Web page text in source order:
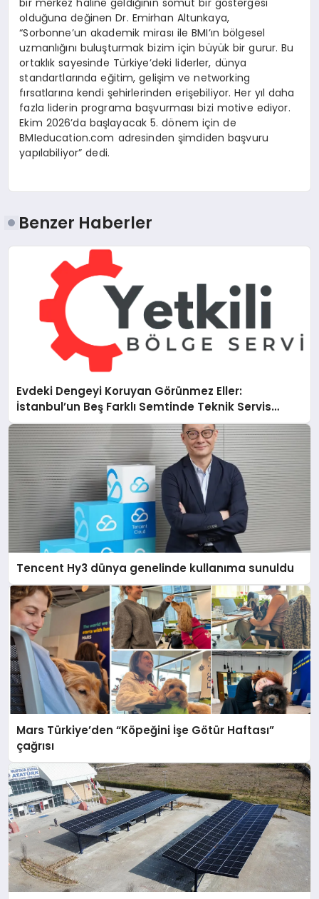
olduğuna değinen Dr. Emirhan Altunkaya,
“Sorbonne’un akademik mirası ile BMI’ın bölgesel
uzmanlığını buluşturmak bizim için büyük bir gurur. Bu
ortaklık sayesinde Türkiye’deki liderler, dünya
standartlarında eğitim, gelişim ve networking
fırsatlarına kendi şehirlerinden erişebiliyor. Her yıl daha
fazla liderin programa başvurması bizi motive ediyor.
Ekim 2026’da başlayacak 5. dönem için de
BMIeducation.com adresinden şimdiden başvuru
yapılabiliyor” dedi.
Benzer Haberler
Evdeki Dengeyi Koruyan Görünmez Eller:
İstanbul’un Beş Farklı Semtinde Teknik Servis
Gerçeği
Tencent Hy3 dünya genelinde kullanıma sunuldu
Mars Türkiye’den “Köpeğini İşe Götür Haftası”
çağrısı